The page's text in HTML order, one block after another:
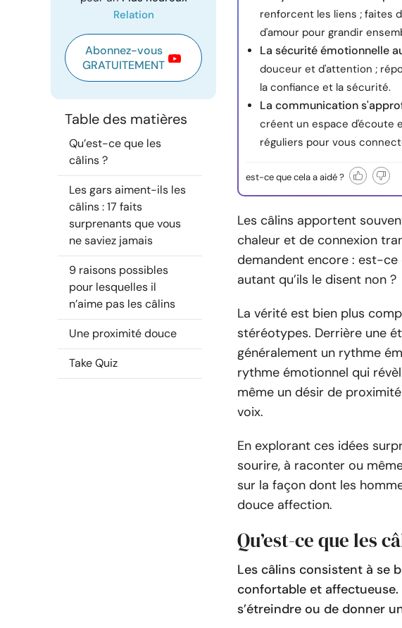
Relation
Abonnez-vous
GRATUITEMENT
Table des matières
Qu’est-ce que les
câlins ?
Les gars aiment-ils les
câlins : 17 faits
surprenants que vous
ne saviez jamais
9 raisons possibles
pour lesquelles il
n’aime pas les câlins
Une proximité douce
Take Quiz
renforcent les liens ; faites
d'amour pour grandir
La sécurité émotionnelle
douceur et d'attention ;
la confiance et la sécurité.
La communication
créent un espace d'écoute
réguliers pour vous
est-ce que cela a aidé ?
Les câlins apportent
chaleur et de connexion
demandent encore : est-ce
autant qu’ils le disent non ?
La vérité est bien plus
stéréotypes. Derrière une
généralement un rythme
rythme émotionnel qui
même un désir de
voix.
En explorant ces idées
sourire, à raconter ou
sur la façon dont les
douce affection.
Qu’est-ce que les
Les câlins consistent à se
confortable et affectueuse.
s’étreindre ou de donner